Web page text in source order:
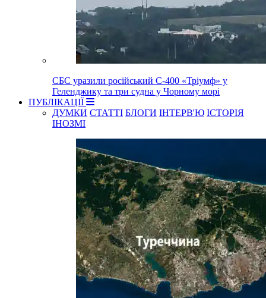
СБС уразили російський С-400 «Тріумф» у
Геленджику та три судна у Чорному морі
ПУБЛІКАЦІЇ
ДУМКИ СТАТТІ БЛОГИ ІНТЕРВ'Ю ІСТОРІЯ
ІНОЗМІ